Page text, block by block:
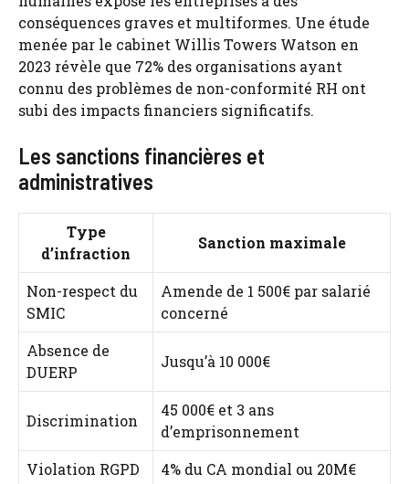
conséquences graves et multiformes. Une étude
menée par le cabinet Willis Towers Watson en
2023 révèle que 72% des organisations ayant
connu des problèmes de non-conformité RH ont
subi des impacts financiers significatifs.
Les sanctions financières et
administratives
Type
d’infraction
Sanction maximale
Non-respect du
SMIC
Amende de 1 500€ par salarié
concerné
Absence de
DUERP
Jusqu’à 10 000€
Discrimination
45 000€ et 3 ans
d’emprisonnement
Violation RGPD
4% du CA mondial ou 20M€